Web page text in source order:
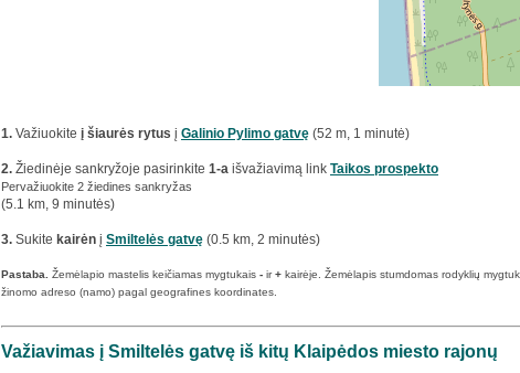
1. Važiuokite į šiaurės rytus į Galinio Pylimo gatvę (52 m, 1 minutė)
2. Žiedinėje sankryžoje pasirinkite 1-a išvažiavimą link Taikos prospekto
Pervažiuokite 2 žiedines sankryžas
(5.1 km, 9 minutės)
3. Sukite kairėn į Smiltelės gatvę (0.5 km, 2 minutės)
Pastaba. Žemėlapio mastelis keičiamas mygtukais - ir+ kairėje. Žemėlapis stumdomas rodyklių
žinomo adreso (namo) pagal geografines koordinates.
Važiavimas į Smiltelės gatvę iš kitų Klaipėdos miesto rajonų